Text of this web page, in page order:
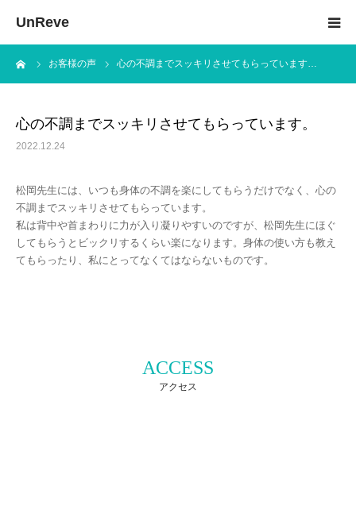
UnReve
お客様の声 心の不調までスッキリさせてもらっています…
心の不調までスッキリさせてもらっています。
2022.12.24
松岡先生には、いつも身体の不調を楽にしてもらうだけでなく、心の
不調までスッキリさせてもらっています。
私は背中や首まわりに力が入り凝りやすいのですが、松岡先生にほぐ
してもらうとビックリするくらい楽になります。身体の使い方も教え
てもらったり、私にとってなくてはならないものです。
ACCESS
アクセス
加圧トレーニングとは
体験トレーニングの流れ
お客様の声